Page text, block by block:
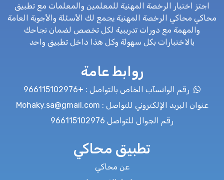
اجتز اختبار الرخصة المهنية للمعلمين والمعلمات مع تطبيق
محاكي محاكي الرخصة المهنية يجمع لك الأسئلة والأجوبة العامة
والمهمة مع دورات تدريبية لكل تخصص لضمان نجاحك
بالاختبارات بكل سهولة وكل هذا داخل تطبيق واحد
روابط عامة
رقم الواتسآب الخاص بالتواصل : +966115102976
عنوان البريد الإلكتروني للتواصل : Mohaky.sa@gmail.com
رقم الجوال للتواصل 966115102976
تطبيق محاكي
عن محاكي